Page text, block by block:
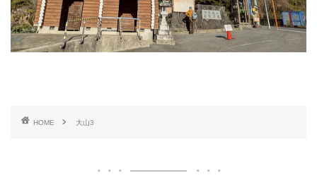
HOME 大山3